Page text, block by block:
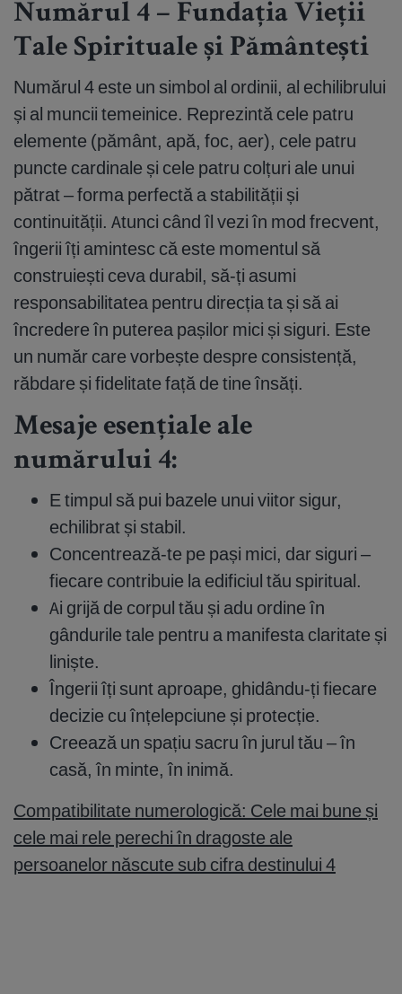
Numărul 4 – Fundația Vieții
Tale Spirituale și Pământești
Numărul 4 este un simbol al ordinii, al echilibrului
și al muncii temeinice. Reprezintă cele patru
elemente (pământ, apă, foc, aer), cele patru
puncte cardinale și cele patru colțuri ale unui
pătrat – forma perfectă a stabilității și
continuității. Atunci când îl vezi în mod frecvent,
îngerii îți amintesc că este momentul să
construiești ceva durabil, să-ți asumi
responsabilitatea pentru direcția ta și să ai
încredere în puterea pașilor mici și siguri. Este
un număr care vorbește despre consistență,
răbdare și fidelitate față de tine însăți.
Mesaje esențiale ale
numărului 4:
E timpul să pui bazele unui viitor sigur,
echilibrat și stabil.
Concentrează-te pe pași mici, dar siguri –
fiecare contribuie la edificiul tău spiritual.
Ai grijă de corpul tău și adu ordine în
gândurile tale pentru a manifesta claritate și
liniște.
Îngerii îți sunt aproape, ghidându-ți fiecare
decizie cu înțelepciune și protecție.
Creează un spațiu sacru în jurul tău – în
casă, în minte, în inimă.
Compatibilitate numerologică: Cele mai bune și
cele mai rele perechi în dragoste ale
persoanelor născute sub cifra destinului 4